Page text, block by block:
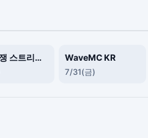
종족전쟁 스트리머 서버 WaveMC KR
7/31(금)